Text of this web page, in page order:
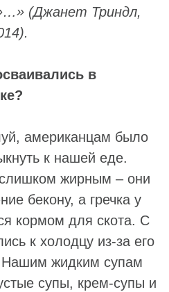
(Джанет Триндл,
).
в
американцам было
к нашей еде.
жирным – они
бекону, а гречка у
кормом для скота. С
к холодцу из-за его
Нашим жидким супам
супы, крем-супы и